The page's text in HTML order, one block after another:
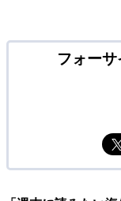
フォー